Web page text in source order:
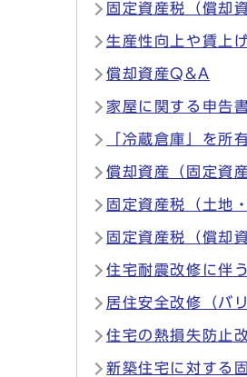
固定資産税（償却
生産性向上や賃上
償却資産Q&A
家屋に関する申告
「冷蔵倉庫」を所
償却資産（固定資
固定資産税（土地
固定資産税（償却
住宅耐震改修に伴
居住安全改修（バ
住宅の熱損失防止
新築住宅に対する